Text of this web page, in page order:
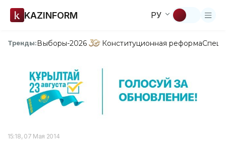
KAZINFORM РУ
Тренды:Выборы-2026 Конституционная реформа
15:18, 07 Мая 2014